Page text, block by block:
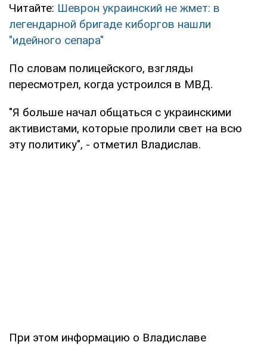
Читайте: Шеврон украинский не жмет: в
легендарной бригаде киборгов нашли
"идейного сепара"
По словам полицейского, взгляды
пересмотрел, когда устроился в МВД.
"Я больше начал общаться с украинскими
активистами, которые пролили свет на всю
эту политику", - отметил Владислав.
При этом информацию о Владиславе